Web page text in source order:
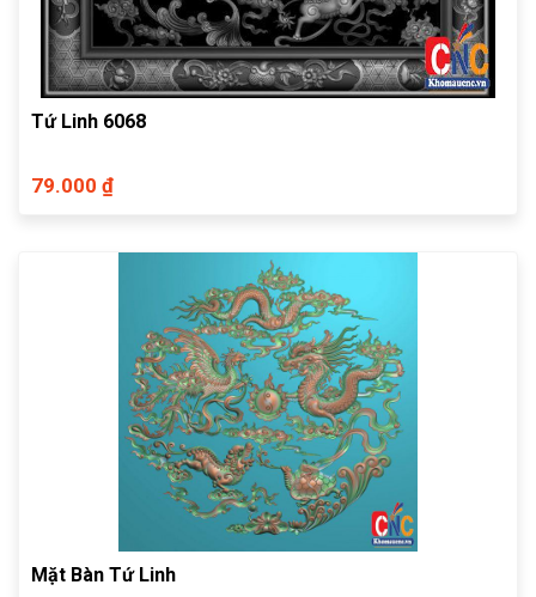
Tứ Linh 6068
79.000 ₫
Mặt Bàn Tứ Linh